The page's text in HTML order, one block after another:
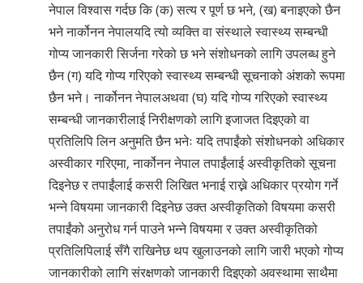
नेपाल विश्वास गर्दछ कि (क) सत्य र पूर्ण छ भने, (ख) बनाइएको छैन
भने नार्कोनन नेपालयदि त्यो व्यक्ति वा संस्थाले स्वास्थ्य सम्बन्धी
गोप्य जानकारी सिर्जना गरेको छ भने संशोधनको लागि उपलब्ध हुने
छैन (ग) यदि गोप्य गरिएको स्वास्थ्य सम्बन्धी सूचनाको अंशको रूपमा
छैन भने। नार्कोनन नेपालअथवा (घ) यदि गोप्य गरिएको स्वास्थ्य
सम्बन्धी जानकारीलाई निरीक्षणको लागि इजाजत दिइएको वा
प्रतिलिपि लिन अनुमति छैन भनेः यदि तपाईंको संशोधनको अधिकार
अस्वीकार गरिएमा, नार्कोनन नेपाल तपाईंलाई अस्वीकृतिको सूचना
दिइनेछ र तपाईंलाई कसरी लिखित भनाई राख्ने अधिकार प्रयोग गर्ने
भन्ने विषयमा जानकारी दिइनेछ उक्त अस्वीकृतिको विषयमा कसरी
तपाईंको अनुरोध गर्न पाउने भन्ने विषयमा र उक्त अस्वीकृतिको
प्रतिलिपिलाई ‍सँगै राखिनेछ थप खुलाउनको लागि जारी भएको गोप्य
जानकारीको लागि संरक्षणको जानकारी दिइएको अवस्थामा साथैमा